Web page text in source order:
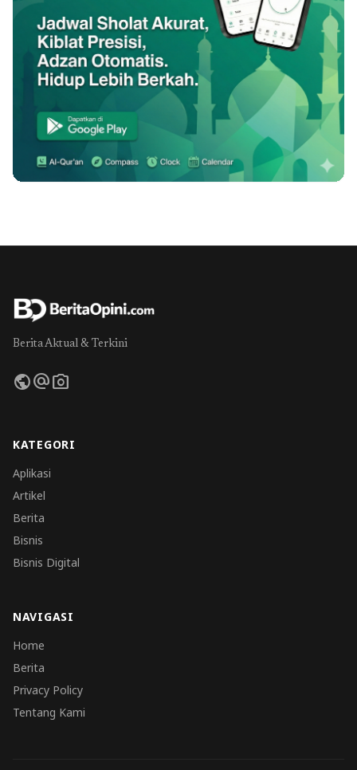
Berita Aktual & Terkini
publicalternate_emailphoto_camera
KATEGORI
Aplikasi
Artikel
Berita
Bisnis
Bisnis Digital
NAVIGASI
Home
Berita
Privacy Policy
Tentang Kami